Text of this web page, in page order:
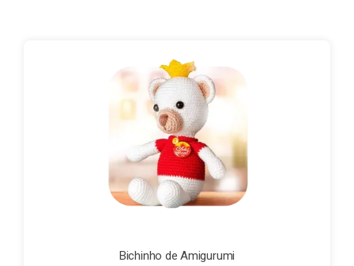
Exportação
Blog
Bichinho de Amigurumi